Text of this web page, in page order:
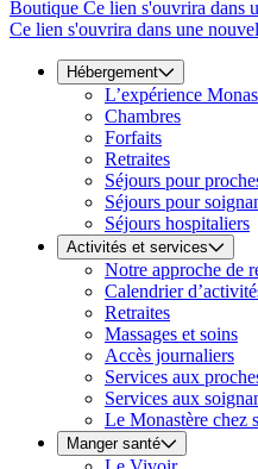
Boutique Ce lien s'ouvrira dans
Ce lien s'ouvrira dans une
Hébergement
L’expérience
Chambres
Forfaits
Retraites
Séjours pour
Séjours pour
Séjours hospitaliers
Activités et services
Notre approche de
Calendrier
Retraites
Massages et soins
Accès journaliers
Services aux
Services aux
Le Monastère chez
Manger santé